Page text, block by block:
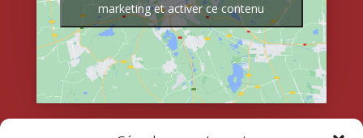
marketing et activer ce contenu